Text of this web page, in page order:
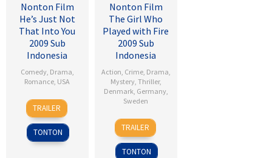
Nonton Film
He’s Just Not
That Into You
2009 Sub
Indonesia
Comedy, Drama,
Romance, USA
6
Feb
2009
Ken
Kwapis
TRAILER
TONTON
Nonton Film
The Girl Who
Played with Fire
2009 Sub
Indonesia
Action, Crime, Drama,
Mystery, Thriller,
Denmark, Germany,
Sweden
18
Sep
2009
Daniel
Alfredson
TRAILER
TONTON